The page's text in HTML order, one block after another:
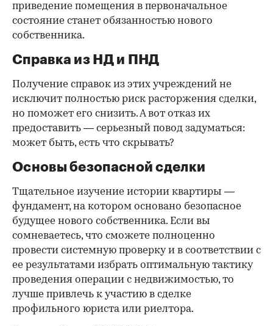
приведение помещения в первоначальное
состояние станет обязанностью нового
собственника.
Справка из НД и ПНД
Получение справок из этих учреждений не
исключит полностью риск расторжения сделки,
но поможет его снизить. А вот отказ их
предоставить — серьезный повод задуматься:
может быть, есть что скрывать?
Основы безопасной сделки
Тщательное изучение истории квартиры —
фундамент, на котором основано безопасное
будущее нового собственника. Если вы
сомневаетесь, что сможете полноценно
провести системную проверку и в соответствии с
ее результатами избрать оптимальную тактику
проведения операции с недвижимостью, то
лучше привлечь к участию в сделке
профильного юриста или риелтора.